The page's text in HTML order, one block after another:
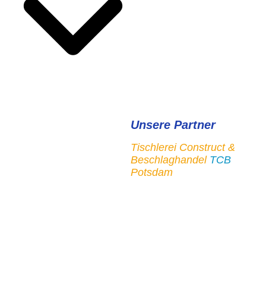
Unsere Partner
Tischlerei Construct &
Beschlaghandel TCB
Potsdam